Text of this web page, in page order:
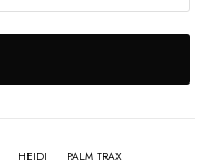
HEIDI
PALM TRAX